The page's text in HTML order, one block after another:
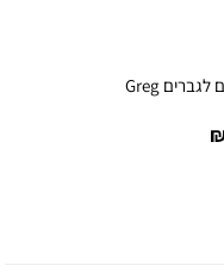
חולצה מכופתרת עם שרוולים ארוכים לגברים Greg